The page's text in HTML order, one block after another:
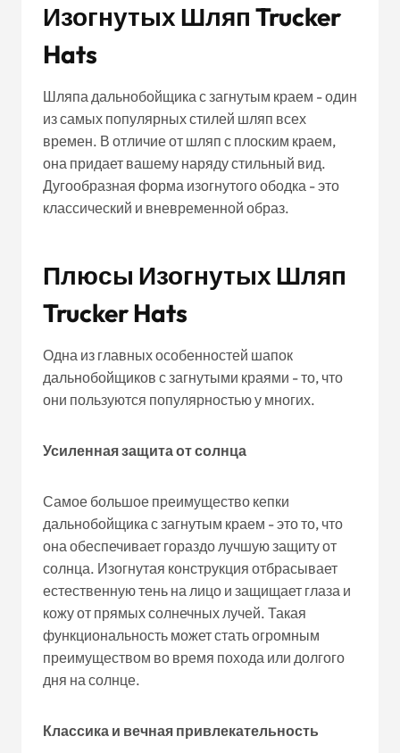
Изогнутых Шляп Trucker
Hats
Шляпа дальнобойщика с загнутым краем - один
из самых популярных стилей шляп всех
времен. В отличие от шляп с плоским краем,
она придает вашему наряду стильный вид.
Дугообразная форма изогнутого ободка - это
классический и вневременной образ.
Плюсы Изогнутых Шляп
Trucker Hats
Одна из главных особенностей шапок
дальнобойщиков с загнутыми краями - то, что
они пользуются популярностью у многих.
Усиленная защита от солнца
Самое большое преимущество кепки
дальнобойщика с загнутым краем - это то, что
она обеспечивает гораздо лучшую защиту от
солнца. Изогнутая конструкция отбрасывает
естественную тень на лицо и защищает глаза и
кожу от прямых солнечных лучей. Такая
функциональность может стать огромным
преимуществом во время похода или долгого
дня на солнце.
Классика и вечная привлекательность